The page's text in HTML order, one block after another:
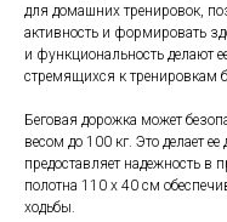
для домашних тренировок,
активность и формировать
и функциональность делают
стремящихся к тренировкам
Беговая дорожка может
весом до 100 кг. Это делает
предоставляет надежность в
полотна 110 х 40 см
ходьбы.